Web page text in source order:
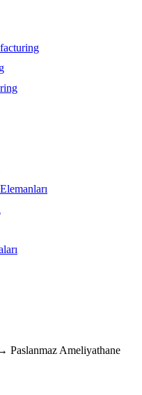
Paslanmaz Ameliyathane